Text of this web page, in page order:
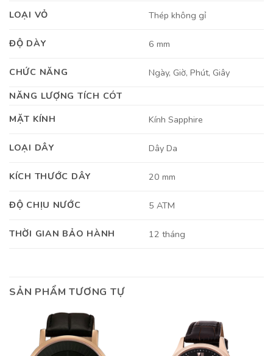
LOẠI VỎ Thép không gỉ
ĐỘ DÀY 6 mm
CHỨC NĂNG
Ngày, Giờ, Phút, Giây
NĂNG LƯỢNG TÍCH CÓT
MẶT KÍNH
Kính Sapphire
LOẠI DÂY Dây Da
KÍCH THƯỚC DÂY 20 mm
ĐỘ CHỊU NƯỚC 5 ATM
THỜI GIAN BẢO HÀNH 12 tháng
SẢN PHẨM TƯƠNG TỰ